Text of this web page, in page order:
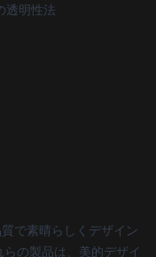
透明性法
で素晴らしくデザイン
の製品は、美的デザイ